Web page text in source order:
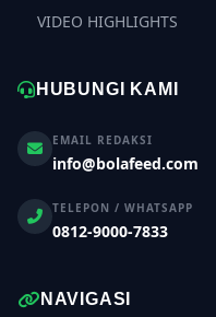
VIDEO HIGHLIGHTS
HUBUNGI KAMI
EMAIL REDAKSI
info@bolafeed.com
TELEPON / WHATSAPP
0812-9000-7833
NAVIGASI